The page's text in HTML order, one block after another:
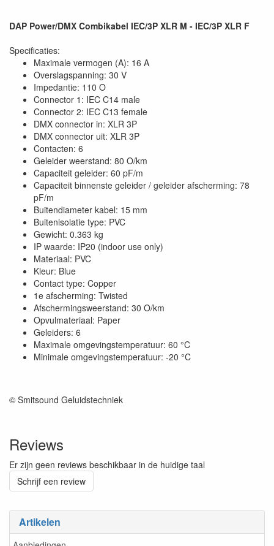
Artikelen
DAP Power/DMX Combikabel IEC/3P XLR M - IEC/3P XLR F
Specificaties:
Maximale vermogen (A): 16 A
Overslagspanning: 30 V
Impedantie: 110 O
Connector 1: IEC C14 male
Connector 2: IEC C13 female
DMX connector in: XLR 3P
DMX connector uit: XLR 3P
Contacten: 6
Geleider weerstand: 80 O/km
Capaciteit geleider: 60 pF/m
Capaciteit binnenste geleider / geleider afscherming: 78
pF/m
Buitendiameter kabel: 15 mm
Buitenisolatie type: PVC
Gewicht: 0.363 kg
IP waarde: IP20 (indoor use only)
Materiaal: PVC
Kleur: Blue
Contact type: Copper
1e afscherming: Twisted
Afschermingsweerstand: 30 O/km
Opvulmateriaal: Paper
Geleiders: 6
Maximale omgevingstemperatuur: 60 °C
Minimale omgevingstemperatuur: -20 °C
© Smitsound Geluidstechniek
Reviews
Er zijn geen reviews beschikbaar in de huidige taal
Schrijf een review